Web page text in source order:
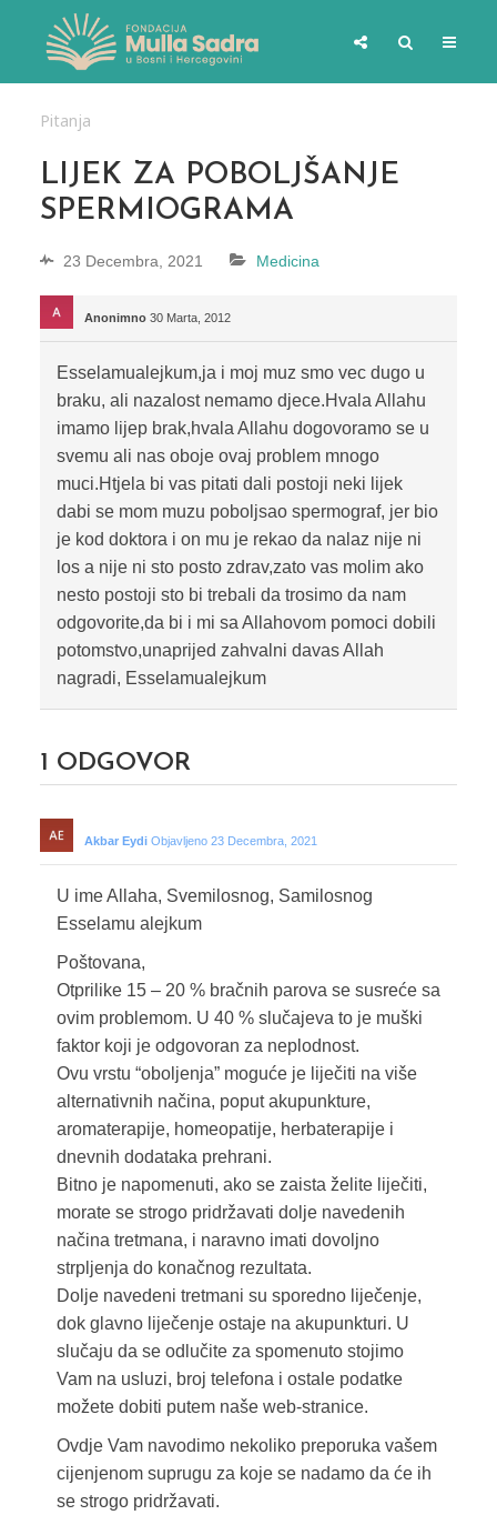
Pitanja
LIJEK ZA POBOLJŠANJE
SPERMIOGRAMA
23 Decembra, 2021 Medicina
Anonimno 30 Marta, 2012
Esselamualejkum,ja i moj muz smo vec dugo u
braku, ali nazalost nemamo djece.Hvala Allahu
imamo lijep brak,hvala Allahu dogovoramo se u
svemu ali nas oboje ovaj problem mnogo
muci.Htjela bi vas pitati dali postoji neki lijek
dabi se mom muzu poboljsao spermograf, jer bio
je kod doktora i on mu je rekao da nalaz nije ni
los a nije ni sto posto zdrav,zato vas molim ako
nesto postoji sto bi trebali da trosimo da nam
odgovorite,da bi i mi sa Allahovom pomoci dobili
potomstvo,unaprijed zahvalni davas Allah
nagradi, Esselamualejkum
1 ODGOVOR
Akbar Eydi Objavljeno 23 Decembra, 2021
U ime Allaha, Svemilosnog, Samilosnog
Esselamu alejkum
Poštovana,
Otprilike 15 – 20 % bračnih parova se susreće sa
ovim problemom. U 40 % slučajeva to je muški
faktor koji je odgovoran za neplodnost.
Ovu vrstu “oboljenja” moguće je liječiti na više
alternativnih načina, poput akupunkture,
aromaterapije, homeopatije, herbaterapije i
dnevnih dodataka prehrani.
Bitno je napomenuti, ako se zaista želite liječiti,
morate se strogo pridržavati dolje navedenih
načina tretmana, i naravno imati dovoljno
strpljenja do konačnog rezultata.
Dolje navedeni tretmani su sporedno liječenje,
dok glavno liječenje ostaje na akupunkturi. U
slučaju da se odlučite za spomenuto stojimo
Vam na usluzi, broj telefona i ostale podatke
možete dobiti putem naše web-stranice.
Ovdje Vam navodimo nekoliko preporuka vašem
cijenjenom suprugu za koje se nadamo da će ih
se strogo pridržavati.